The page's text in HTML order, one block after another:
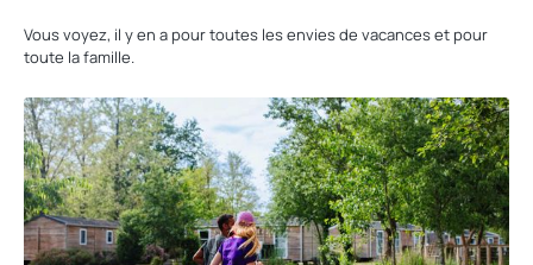
Vous voyez, il y en a pour toutes les envies de vacances et pour
toute la famille.